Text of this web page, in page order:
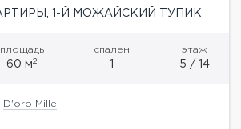
1-Й МОЖАЙСКИЙ ТУПИК
площадь
60 м2
спален
1
этаж
5 / 14
D'oro Mille